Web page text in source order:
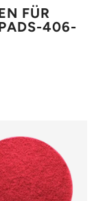
FÜR
406-